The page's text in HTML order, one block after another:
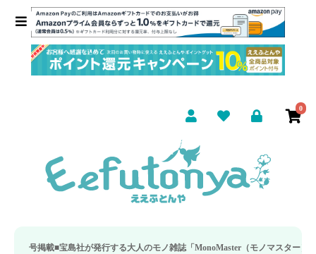
0
宝島社が発行する大人のモノ雑誌「MonoMaster（モノマスター）」の疲